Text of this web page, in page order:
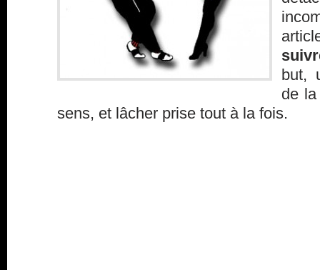
but,
de
sens, et lâcher prise tout à la fois.